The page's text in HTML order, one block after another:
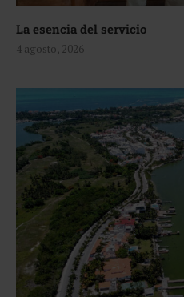
La esencia del servicio
4 agosto, 2026